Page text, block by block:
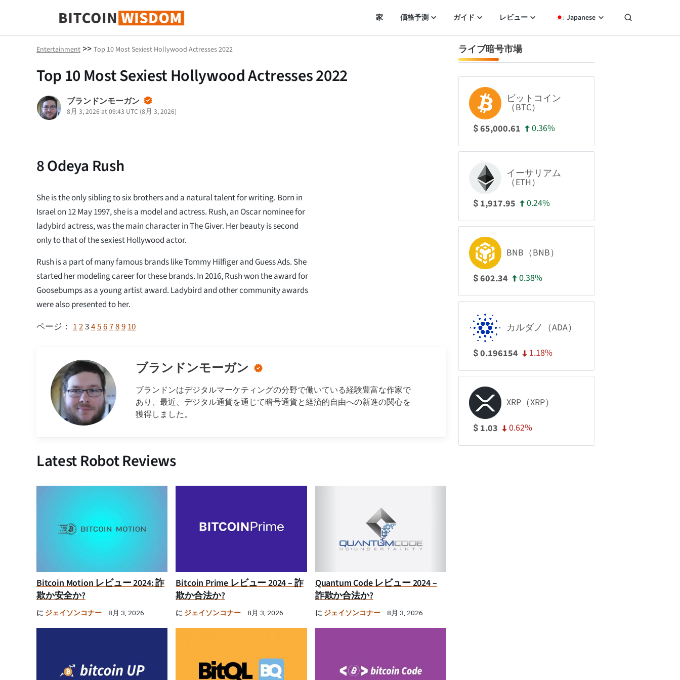
ビットコインの知恵
家 価格予測 ガイド レビュー Japanese
Entertainment >> Top 10 Most Sexiest Hollywood Actresses 2022
Top 10 Most Sexiest Hollywood Actresses 2022
ブランドンモーガン
8月 3, 2026 at 09:43 UTC (8月 3, 2026)
8Odeya Rush
She is the only sibling to six brothers and a natural talent for writing. Born in
Israel on 12 May 1997, she is a model and actress. Rush, an Oscar nominee for
ladybird actress, was the main character in The Giver. Her beauty is second
only to that of the sexiest Hollywood actor.
Rush is a part of many famous brands like Tommy Hilfiger and Guess Ads. She
started her modeling career for these brands. In 2016, Rush won the award for
Goosebumps as a young artist award. Ladybird and other community awards
were also presented to her.
ページ： 12345678910
ブランドンモーガン
ブランドンはデジタルマーケティングの分野で働いている経験豊富な作家で
あり、最近、デジタル通貨を通じて暗号通貨と経済的自由への新進の関心を
獲得しました。
Latest Robot Reviews
Bitcoin Motion レビュー 2024: 詐
欺か安全か?
に ジェイソンコナー 8月 3, 2026
Bitcoin Prime レビュー 2024 – 詐
欺か合法か?
に ジェイソンコナー 8月 3, 2026
Quantum Code レビュー 2024 –
詐欺か合法か?
に ジェイソンコナー 8月 3, 2026
ライブ暗号市場
ビットコイン
（BTC）
$65,000.61 0.36%
イーサリアム
（ETH）
$ 1,917.95 0.24%
BNB（BNB）
$602.34 0.38%
カルダノ（ADA）
$0.196154 1.18%
XRP（XRP）
$ 1.03 0.62%